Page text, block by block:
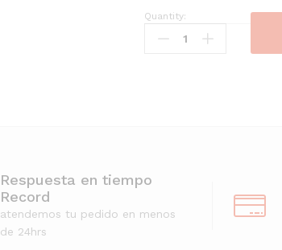
PACKING
TAPE
Quantity:
Respuesta en tiempo
Record
atendemos tu pedido en menos
de 24hrs